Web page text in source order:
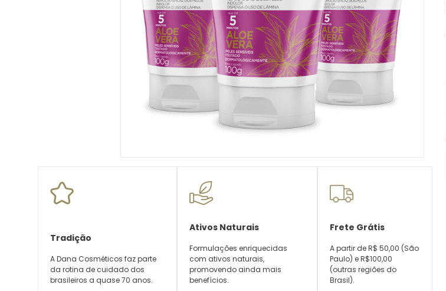
Tradição
A Dana Cosméticos faz parte
da rotina de cuidado dos
brasileiros a quase 70 anos.
Ativos Naturais
Formulações enriquecidas
com ativos naturais,
promovendo ainda mais
benefícios.
Frete Grátis
A partir de R$ 50,00 (São
Paulo) e R$100,00
(outras regiões do
Brasil).